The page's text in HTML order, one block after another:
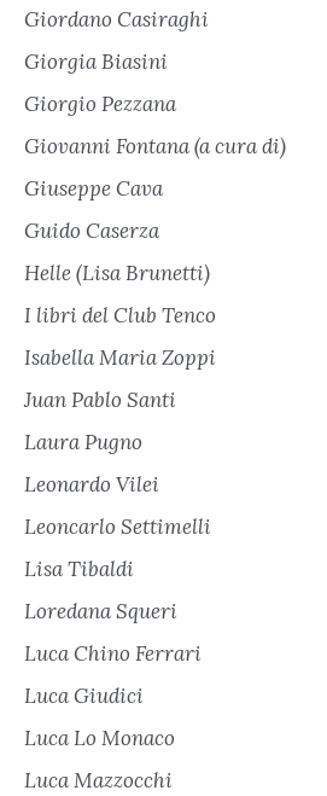
Giordano Casiraghi
Giorgia Biasini
Giorgio Pezzana
Giovanni Fontana (a cura di)
Giuseppe Cava
Guido Caserza
Helle (Lisa Brunetti)
I libri del Club Tenco
Isabella Maria Zoppi
Juan Pablo Santi
Laura Pugno
Leonardo Vilei
Leoncarlo Settimelli
Lisa Tibaldi
Loredana Squeri
Luca Chino Ferrari
Luca Giudici
Luca Lo Monaco
Luca Mazzocchi